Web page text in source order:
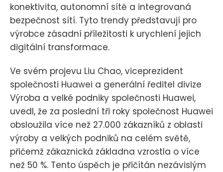
konektivita, autonomní sítě a integrovaná
bezpečnost sítí. Tyto trendy představují pro
výrobce zásadní příležitosti k urychlení jejich
digitální transformace.
Ve svém projevu Liu Chao, viceprezident
společnosti Huawei a generální ředitel divize
Výroba a velké podniky společnosti Huawei,
uvedl, že za poslední tři roky společnost Huawei
obsloužila více než 27.000 zákazníků z oblasti
výroby a velkých podniků na celém světě,
přičemž zákaznická základna vzrostla o více
než 50 %. Tento úspěch je přičítán nezávislým